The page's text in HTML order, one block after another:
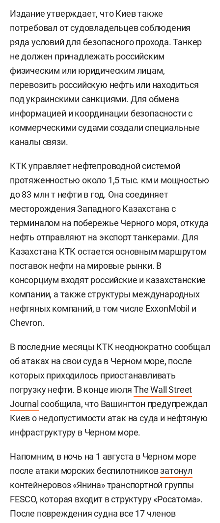
Издание утверждает, что Киев также
потребовал от судовладельцев соблюдения
ряда условий для безопасного прохода. Танкер
не должен принадлежать российским
физическим или юридическим лицам,
перевозить российскую нефть или находиться
под украинскими санкциями. Для обмена
информацией и координации безопасности с
коммерческими судами создали специальные
каналы связи.
КТК управляет нефтепроводной системой
протяженностью около 1,5 тыс. км и мощностью
до 83 млн т нефти в год. Она соединяет
месторождения Западного Казахстана с
терминалом на побережье Черного моря, откуда
нефть отправляют на экспорт танкерами. Для
Казахстана КТК остается основным маршрутом
поставок нефти на мировые рынки. В
консорциум входят российские и казахстанские
компании, а также структуры международных
нефтяных компаний, в том числе ExxonMobil и
Chevron.
В последние месяцы КТК неоднократно сообщал
об атаках на свои суда в Черном море, после
которых приходилось приостанавливать
погрузку нефти. В конце июляThe Wall Street
Journal сообщила, что Вашингтон предупреждал
Киев о недопустимости атак на суда и нефтяную
инфраструктуру в Черном море.
Напомним, в ночь на 1 августа в Черном море
после атаки морских беспилотниковзатонул
контейнеровоз «Янина» транспортной группы
FESCO, которая входит в структуру «Росатома».
После повреждения судна все 17 членов